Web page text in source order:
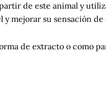
de este animal y
mejorar su sensación de
de extracto o como